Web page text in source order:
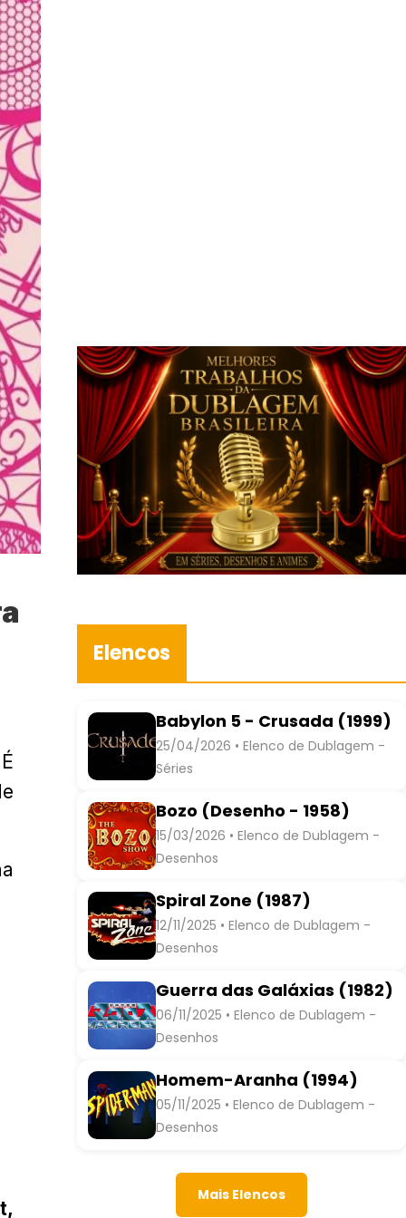
Elencos
Babylon 5 - Crusada (1999)
25/04/2026 • Elenco de Dublagem -
Séries
Bozo (Desenho - 1958)
15/03/2026 • Elenco de Dublagem -
Desenhos
Spiral Zone (1987)
12/11/2025 • Elenco de Dublagem -
Desenhos
Guerra das Galáxias (1982)
06/11/2025 • Elenco de Dublagem -
Desenhos
Homem-Aranha (1994)
05/11/2025 • Elenco de Dublagem -
Desenhos
Mais Elencos